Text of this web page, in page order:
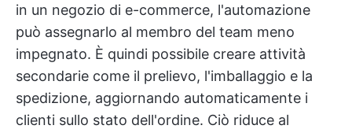
in un negozio di e-commerce, l'automazione
può assegnarlo al membro del team meno
impegnato. È quindi possibile creare attività
secondarie come il prelievo, l'imballaggio e la
spedizione, aggiornando automaticamente i
clienti sullo stato dell'ordine. Ciò riduce al